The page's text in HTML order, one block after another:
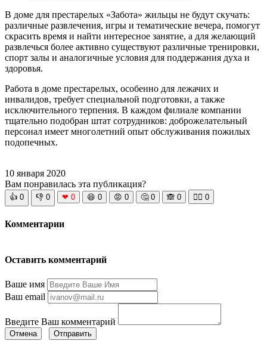
В доме для престарелых «Забота» жильцы не будут скучать:
различные развлечения, игры и тематические вечера, помогут
скрасить время и найти интересное занятие, а для желающий
развлечься более активно существуют различные тренировки,
спорт залы и аналогичные условия для поддержания духа и
здоровья.
Работа в доме престарелых, особенно для лежачих и
инвалидов, требует специальной подготовки, а также
исключительного терпения. В каждом филиале компании
тщательно подобран штат сотрудников: доброжелательный
персонал имеет многолетний опыт обслуживания пожилых
подопечных.
10 января 2020
Вам понравилась эта публикация?
👍 0 👎 0 ❤ 0 😆 0 😡 0 🤔 0 🙈 0 🧘‍♀️ 0
Комментарии
Оставить комментарий
Ваше имя
Ваш email
Введите Ваш комментарий
Отмена Отправить